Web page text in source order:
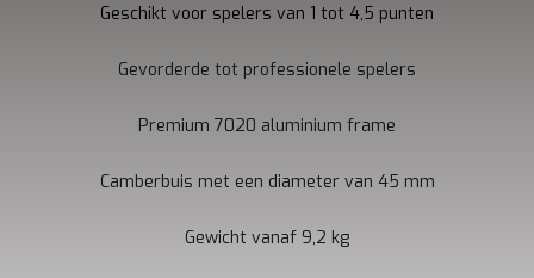
Geschikt voor spelers van 1 tot 4,5 punten
Gevorderde tot professionele spelers
Premium 7020 aluminium frame
Camberbuis met een diameter van 45 mm
Gewicht vanaf 9,2 kg